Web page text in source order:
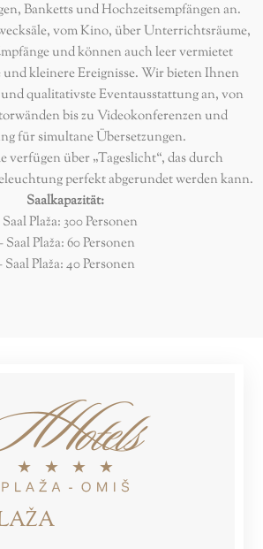
Banketts und Hochzeitsempfängen an.
vom Kino, über Unterrichtsräume,
und können auch leer vermietet
kleinere Ereignisse. Wir bieten Ihnen
qualitativste Eventausstattung an, von
bis zu Videokonferenzen und
für simultane Übersetzungen.
verfügen über „Tageslicht“, das durch
perfekt abgerundet werden kann.
Saalkapazität:
Plaža: 300 Personen
Saal Plaža: 60 Personen
Saal Plaža: 40 Personen